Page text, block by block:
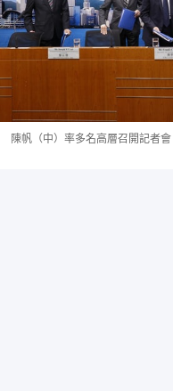
陳帆（中）率多名高層召開記者